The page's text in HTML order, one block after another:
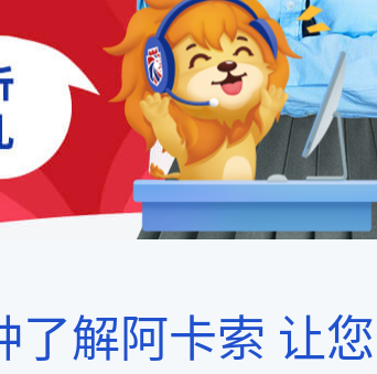
了解阿卡索 让您